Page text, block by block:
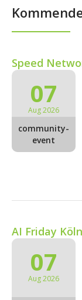
Speed
07
Aug 2026
community-
event
AI Friday
07
Aug 2026